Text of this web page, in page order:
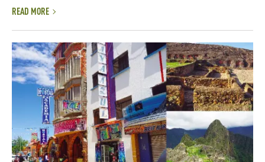
READ MORE